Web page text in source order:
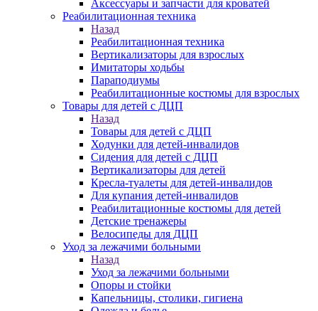
Аксессуары и запчасти для кроватей
Реабилитационная техника
Назад
Реабилитационная техника
Вертикализаторы для взрослых
Имитаторы ходьбы
Параподиумы
Реабилитационные костюмы для взрослых
Товары для детей с ДЦП
Назад
Товары для детей с ДЦП
Ходунки для детей-инвалидов
Сидения для детей с ДЦП
Вертикализаторы для детей
Кресла-туалеты для детей-инвалидов
Для купания детей-инвалидов
Реабилитационные костюмы для детей
Детские тренажеры
Велосипеды для ДЦП
Уход за лежачими больными
Назад
Уход за лежачими больными
Опоры и стойки
Капельницы, столики, гигиена